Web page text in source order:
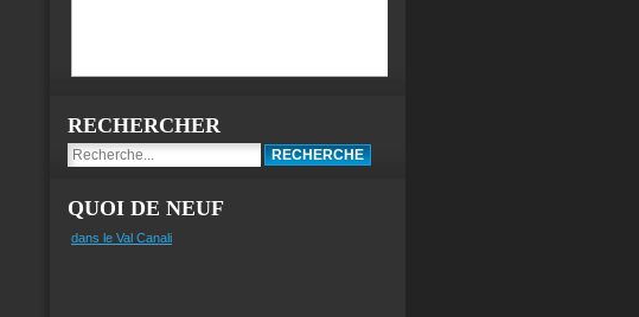
RECHERCHER
QUOI DE NEUF
dans le Val Canali